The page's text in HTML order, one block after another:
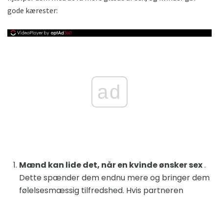
gode kærester:
ad
Mænd kan lide det, når en kvinde ønsker sex.
Dette spænder dem endnu mere og bringer dem
følelsesmæssig tilfredshed. Hvis partneren